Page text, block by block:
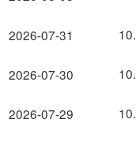
2026-07-31
2026-07-30
2026-07-29